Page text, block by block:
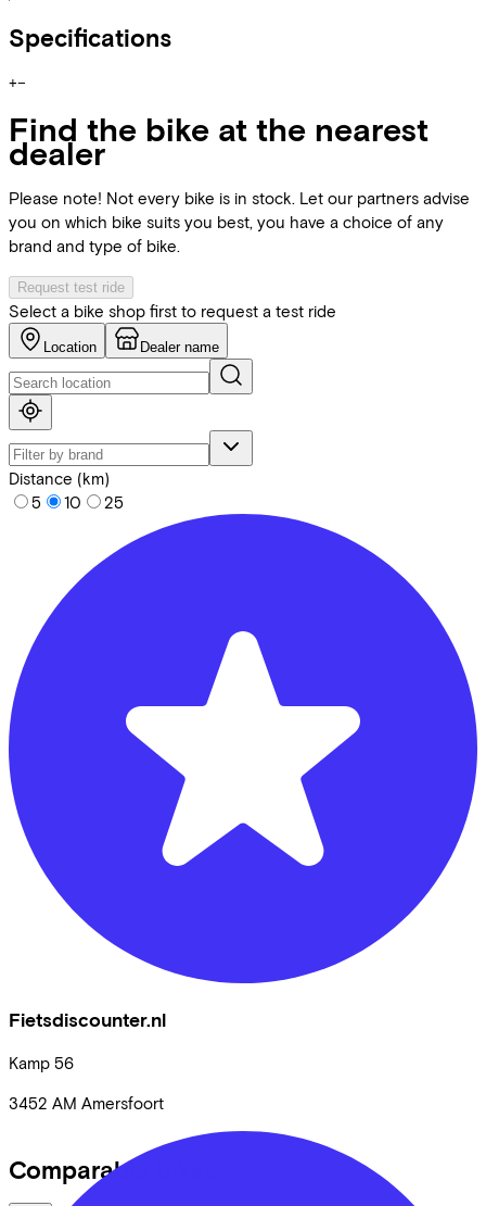
Specifications
+−
Find the bike at the nearest
dealer
Please note! Not every bike is in stock. Let our partners advise
you on which bike suits you best, you have a choice of any
brand and type of bike.
Request test ride
Select a bike shop first to request a test ride
Location Dealer name
Distance (km)
5
10 25
Fietsdiscounter.nl
Kamp 56
3452 AM Amersfoort
Comparable bikes